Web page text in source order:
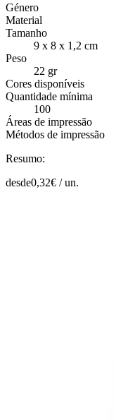
Género
Material
Tamanho
9 x 8 x 1,2 cm
Peso
22 gr
Cores disponíveis
Quantidade mínima
100
Áreas de impressão
Métodos de impressão
Resumo:
desde0,32€ /un.